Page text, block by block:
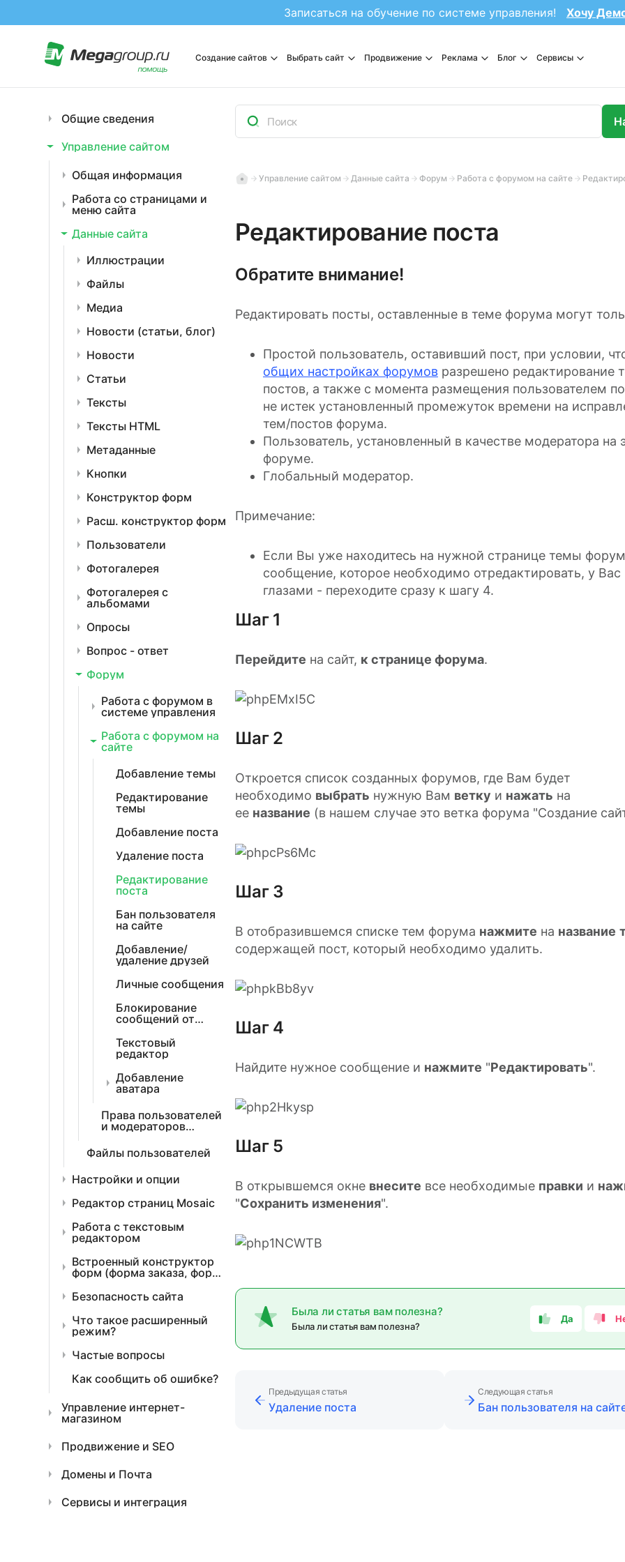
Записаться на обучение по системе управления! Хочу
Создание сайтов Выбрать сайт Продвижение Реклама Блог Сервисы
Общие сведения
Управление сайтом
Общая информация
Работа со страницами и
меню сайта
Данные сайта
Иллюстрации
Файлы
Медиа
Новости (статьи, блог)
Новости
Статьи
Тексты
Тексты HTML
Метаданные
Кнопки
Конструктор форм
Расш. конструктор форм
Пользователи
Фотогалерея
Фотогалерея с
альбомами
Опросы
Вопрос - ответ
Форум
Работа с форумом в
системе управления
Работа с форумом на
сайте
Добавление темы
Редактирование
темы
Добавление поста
Удаление поста
Редактирование
поста
Бан пользователя
на сайте
Добавление/
удаление друзей
Личные сообщения
Блокирование
сообщений от
Текстовый
редактор
Добавление
аватара
Права пользователей
и модераторов
Файлы пользователей
Настройки и опции
Редактор страниц Mosaic
Работа с текстовым
редактором
Встроенный конструктор
форм (форма заказа, форма
ответ" и "Прием платежей")
Безопасность сайта
Что такое расширенный
режим?
Частые вопросы
Как сообщить об ошибке?
Управление интернет-
магазином
Продвижение и SEO
Домены и Почта
Сервисы и интеграция
Управление сайтом Данные сайта Форум Работа с форумом на сайте
Редактирование поста
Обратите внимание!
Редактировать посты, оставленные в теме форума могут
Простой пользователь, оставивший пост, при условии,
общих настройках форумов разрешено редактирование
постов, а также с момента размещения пользователем
не истек установленный промежуток времени на
тем/постов форума.
Пользователь, установленный в качестве модератора на
форуме.
Глобальный модератор.
Примечание:
Если Вы уже находитесь на нужной странице темы
сообщение, которое необходимо отредактировать, у Вас
глазами - переходите сразу к шагу 4.
Шаг 1
Перейдите на сайт, к странице форума.
Шаг 2
Откроется список созданных форумов, где Вам будет
необходимо выбрать нужную Вам ветку и нажать на
ее название (в нашем случае это ветка форума "Создание
Шаг 3
В отобразившемся списке тем форума нажмите на название
содержащей пост, который необходимо удалить.
Шаг 4
Найдите нужное сообщение и нажмите "Редактировать".
Шаг 5
В открывшемся окне внесите все необходимые правки и
"Сохранить изменения".
Была ли статья вам полезна?
Была ли статья вам полезна?
Да
Предыдущая статья
Удаление поста
Следующая статья
Бан пользователя на